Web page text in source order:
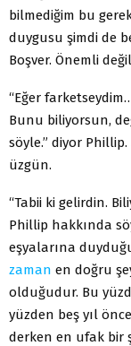
bilmediğim bu
duygusu şimdi de
Boşver. Önemli
“Eğer
Bunu biliyorsun,
söyle.” diyor
üzgün.
“Tabii ki gelirdin.
Phillip hakkında
eşyalarına
zaman en doğru
olduğudur. Bu
yüzden beş yıl
derken en ufak bir